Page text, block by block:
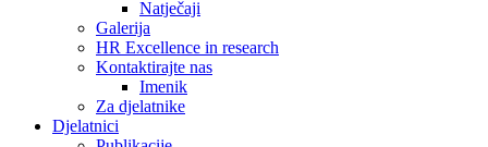
Natječaji
Galerija
HR Excellence in research
Kontaktirajte nas
Imenik
Za djelatnike
Djelatnici